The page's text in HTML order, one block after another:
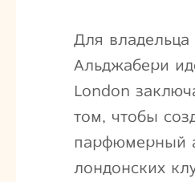
Для
Альджабери
London
том, чтобы
парфюмерный
лондонских